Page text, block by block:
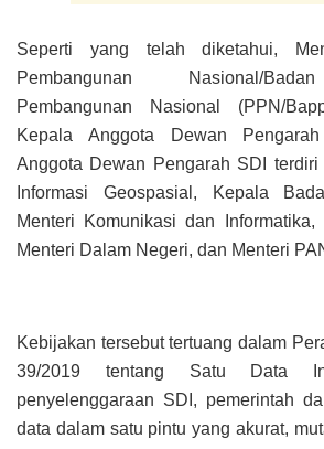
Seperti yang telah diketahui,
Pembangunan Nasional/
Pembangunan Nasional (PPN/
Kepala Anggota Dewan
Anggota Dewan Pengarah SDI
Informasi Geospasial, Kepala
Menteri Komunikasi dan Informatika,
Menteri Dalam Negeri, dan Menteri
Kebijakan tersebut tertuang dalam
39/2019 tentang Satu Data
penyelenggaraan SDI, pemerintah
data dalam satu pintu yang akurat,